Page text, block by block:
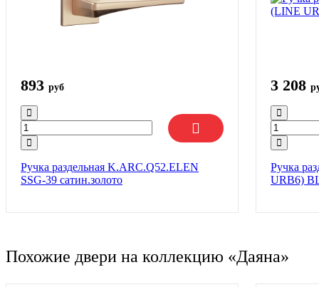
893 руб
Ручка раздельная K.ARC.Q52.ELEN
SSG-39 сатин.золото
3 208
Ручка
URB6)
Похожие двери на коллекцию «Даяна»